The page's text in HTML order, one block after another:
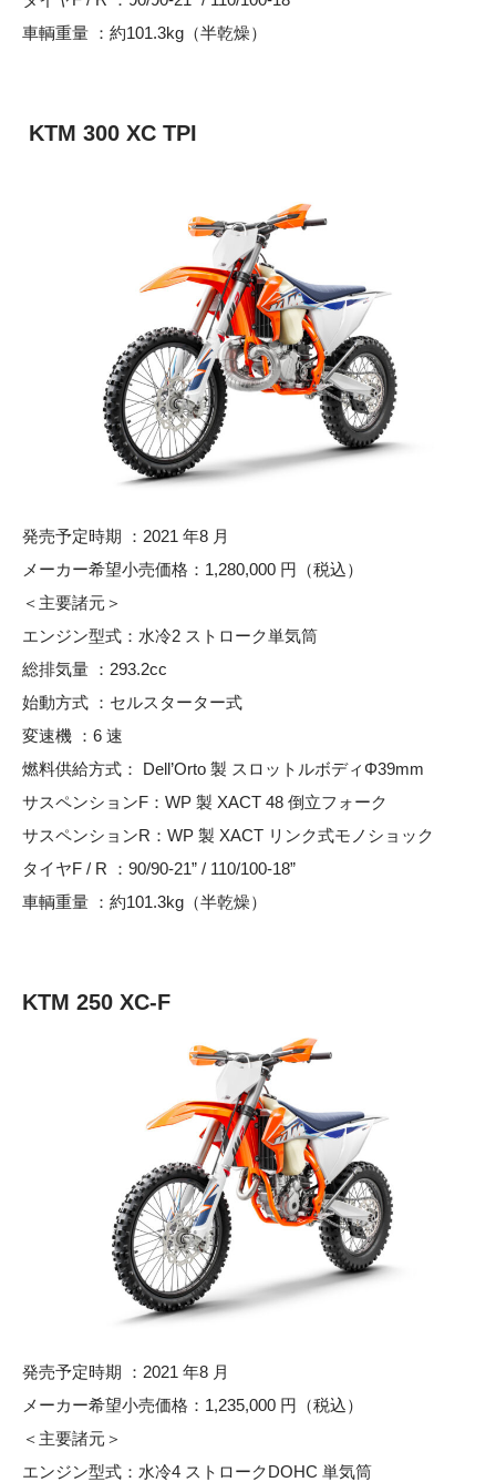
車輌重量 ：約101.3kg（半乾燥）
KTM 300 XC TPI
発売予定時期 ：2021 年8 月
メーカー希望小売価格：1,280,000 円（税込）
＜主要諸元＞
エンジン型式：水冷2 ストローク単気筒
総排気量 ：293.2cc
始動方式 ：セルスターター式
変速機 ：6 速
燃料供給方式： Dell’Orto 製 スロットルボディΦ39mm
サスペンションF：WP 製 XACT 48 倒立フォーク
サスペンションR：WP 製 XACT リンク式モノショック
タイヤF / R ：90/90-21” / 110/100-18”
車輌重量 ：約101.3kg（半乾燥）
KTM 250 XC-F
発売予定時期 ：2021 年8 月
メーカー希望小売価格：1,235,000 円（税込）
＜主要諸元＞
エンジン型式：水冷4 ストロークDOHC 単気筒